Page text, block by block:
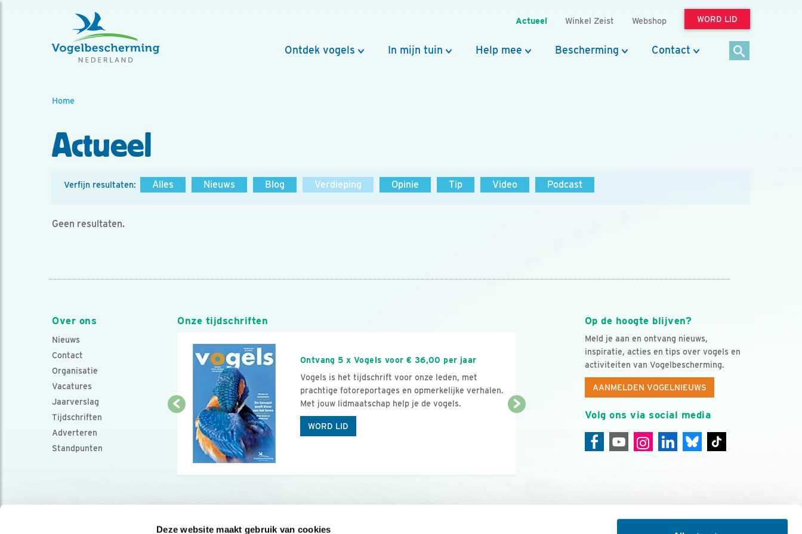
Deze website maakt gebruik van cookies
Actueel Winkel Zeist Webshop WORD LID
Ontdek vogels In mijn tuin Help mee Bescherming Contact
Home
Actueel
Verfijn resultaten: Alles Nieuws Blog Verdieping Opinie Tip Video Podcast
Geen resultaten.
Over ons
Nieuws
Contact
Organisatie
Vacatures
Jaarverslag
Tijdschriften
Adverteren
Standpunten
Op de hoogte blijven?
Meld je aan en ontvang nieuws,
inspiratie, acties en tips over vogels en
activiteiten van Vogelbescherming.
AANMELDEN VOGELNIEUWS
Volg ons via social media
Onze tijdschriften
Ontvang 5 x Vogels voor € 36,00 per jaar
Vogels is het tijdschrift voor onze leden, met
prachtige fotoreportages en opmerkelijke verhalen.
Met jouw lidmaatschap help je de vogels.
WORD LID